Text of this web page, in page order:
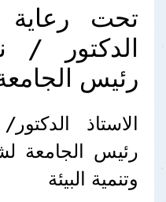
تحت رعاية
الدكتور /
رئيس
الاستاذ
رئيس الجامعة
وتنمية البيئة